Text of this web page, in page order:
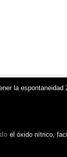
la espontaneidad
el óxido nítrico,